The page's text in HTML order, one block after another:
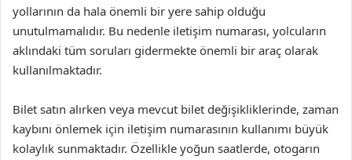
yollarının da hala önemli bir yere sahip olduğu
unutulmamalıdır. Bu nedenle iletişim numarası, yolcuların
aklındaki tüm soruları gidermekte önemli bir araç olarak
kullanılmaktadır.
Bilet satın alırken veya mevcut bilet değişikliklerinde, zaman
kaybını önlemek için iletişim numarasının kullanımı büyük
kolaylık sunmaktadır. Özellikle yoğun saatlerde, otogarın